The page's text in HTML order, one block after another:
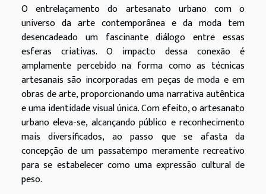
O entrelaçamento do artesanato urbano com o
universo da arte contemporânea e da moda tem
desencadeado um fascinante diálogo entre essas
esferas criativas. O impacto dessa conexão é
amplamente percebido na forma como as técnicas
artesanais são incorporadas em peças de moda e em
obras de arte, proporcionando uma narrativa autêntica
e uma identidade visual única. Com efeito, o artesanato
urbano eleva-se, alcançando público e reconhecimento
mais diversificados, ao passo que se afasta da
concepção de um passatempo meramente recreativo
para se estabelecer como uma expressão cultural de
peso.